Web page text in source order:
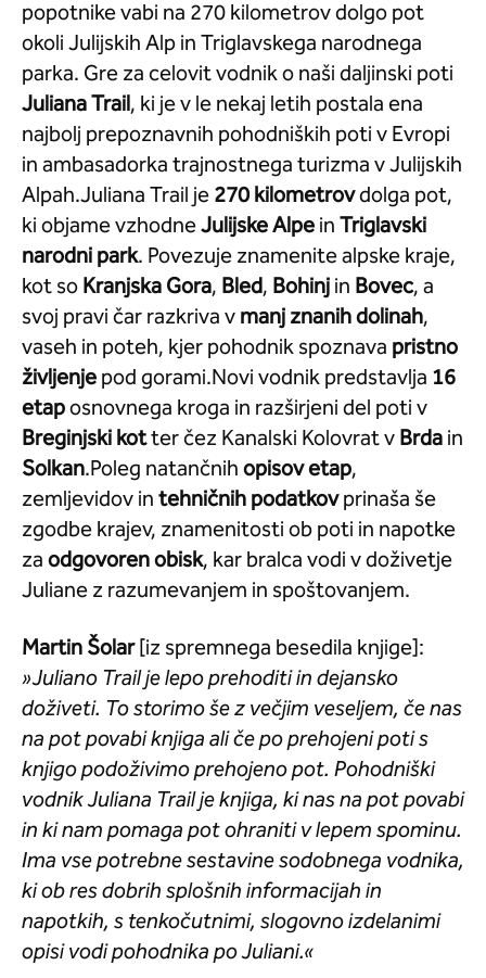
popotnike vabi na 270 kilometrov dolgo pot
okoli Julijskih Alp in Triglavskega narodnega
parka. Gre za celovit vodnik o naši daljinski poti
Juliana Trail, ki je v le nekaj letih postala ena
najbolj prepoznavnih pohodniških poti v Evropi
in ambasadorka trajnostnega turizma v Julijskih
Alpah.Juliana Trail je270 kilometrovdolga pot,
ki objame vzhodneJulijskeAlpeinTriglavski
narodnipark. Povezuje znamenite alpske kraje,
kot soKranjskaGora, Bled, Bohinjin Bovec, a
svoj pravi čar razkriva vmanj znanih dolinah,
vaseh in poteh, kjer pohodnik spoznava pristno
življenjepod gorami.Novi vodnik predstavlja 16
etaposnovnega kroga in razširjeni del poti v
Breginjski kotter čez Kanalski Kolovrat vBrdain
Solkan.Poleg natančnihopisov etap,
zemljevidov intehničnih podatkovprinaša še
zgodbe krajev, znamenitosti ob poti in napotke
zaodgovoren obisk, kar bralca vodi v doživetje
Juliane z razumevanjem in spoštovanjem.
Martin Šolar[iz spremnega besedila knjige]:
»Juliano Trail je lepo prehoditi in dejansko
doživeti. To storimo še z večjim veseljem, če nas
na pot povabi knjiga ali če po prehojeni poti s
knjigo podoživimo prehojeno pot. Pohodniški
vodnik Juliana Trail je knjiga, ki nas na pot povabi
in ki nam pomaga pot ohraniti v lepem spominu.
Ima vse potrebne sestavine sodobnega vodnika,
ki ob res dobrih splošnih informacijah in
napotkih, s tenkočutnimi, slogovno izdelanimi
opisi vodi pohodnika po Juliani.«